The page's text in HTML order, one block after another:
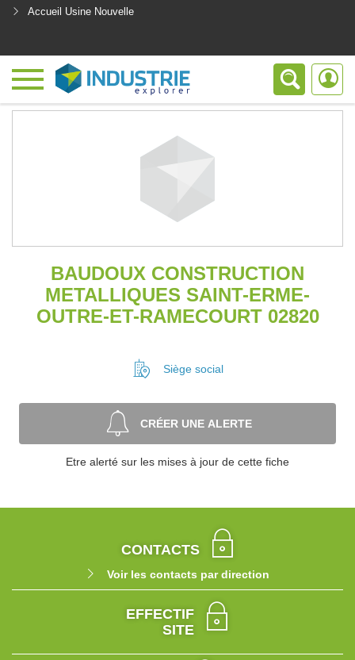
Accueil Usine Nouvelle
BAUDOUX CONSTRUCTION
METALLIQUES SAINT-ERME-
OUTRE-ET-RAMECOURT 02820
Siège social
CRÉER UNE ALERTE
Etre alerté sur les mises à jour de cette fiche
CONTACTS
Voir les contacts par direction
EFFECTIF
SITE